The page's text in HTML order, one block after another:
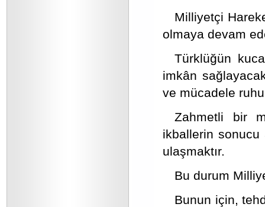
Milliyetçi
olmaya devam
Türklüğün
imkân
ve mücadele
Zahmetli bir
ikballerin sonucu
ulaşmaktır.
Bu durum
Bunun için,